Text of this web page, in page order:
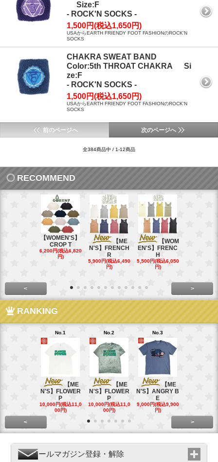
Size:F
- ROCK'N SOCKS -
1,500円(税込1,650円)
USAからEARTH FRIENDY FOOT FASHIONのROCK'N
SOCKS
CHAKRA SWEAT BAND
Color:5th THROAT CHAKRA Si
ze:F
- ROCK'N SOCKS -
1,500円(税込1,650円)
USAからEARTH FRIENDY FOOT FASHIONのROCK'N
SOCKS
前のページへ 次のページへ
全384商品中 / 1-12商品
RECOMMEND
【WOMEN'S】
CROP T
6,200円(税込6,820
円)
【ME
N'S】FRENCH
R
5,900円(税込6,490
円)
【WOM
EN'S】FRENC
H
5,500円(税込6,050
円)
< >
RANKING
No.1
【ME
N'S】FLOWER
P
10,000円(税込11,0
00円)
No.2
【ME
N'S】FLOWER
P
10,000円(税込11,0
00円)
No.3
【ME
N'S】ANGRY B
E
9,000円(税込9,900
円)
< >
メールマガジン登録・解除